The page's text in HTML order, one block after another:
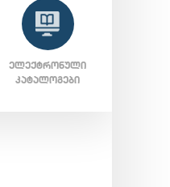
ᲔᲚᲔᲥᲢᲠᲝᲜᲣᲚᲘ
ᲙᲐᲢᲐᲚᲝᲒᲔᲑᲘ